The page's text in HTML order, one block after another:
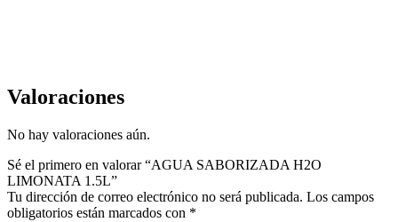
Valoraciones
No hay valoraciones aún.
Sé el primero en valorar “AGUA SABORIZADA H2O
LIMONATA 1.5L”
Tu dirección de correo electrónico no será publicada. Los campos
obligatorios están marcados con *